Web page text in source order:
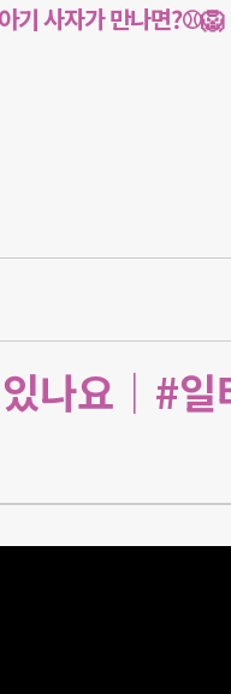
기 사자가 만나면
나요｜#일